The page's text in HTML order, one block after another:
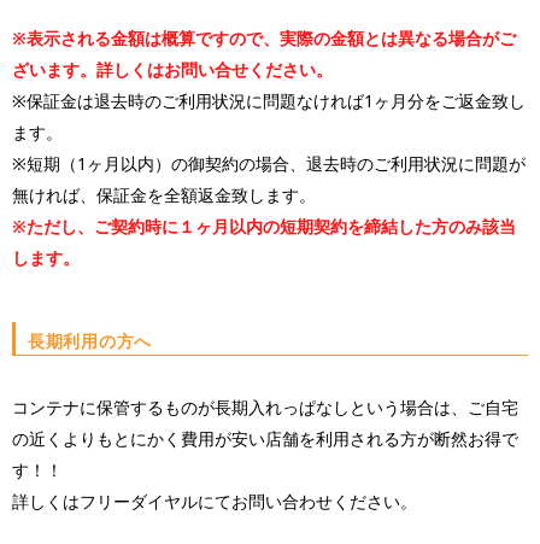
※表示される金額は概算ですので、実際の金額とは異なる場合がご
ざいます。詳しくはお問い合せください。
※保証金は退去時のご利用状況に問題なければ1ヶ月分をご返金致し
ます。
※短期（1ヶ月以内）の御契約の場合、退去時のご利用状況に問題が
無ければ、保証金を全額返金致します。
※ただし、ご契約時に１ヶ月以内の短期契約を締結した方のみ該当
します。
長期利用の方へ
コンテナに保管するものが長期入れっぱなしという場合は、ご自宅
の近くよりもとにかく費用が安い店舗を利用される方が断然お得で
す！！
詳しくはフリーダイヤルにてお問い合わせください。